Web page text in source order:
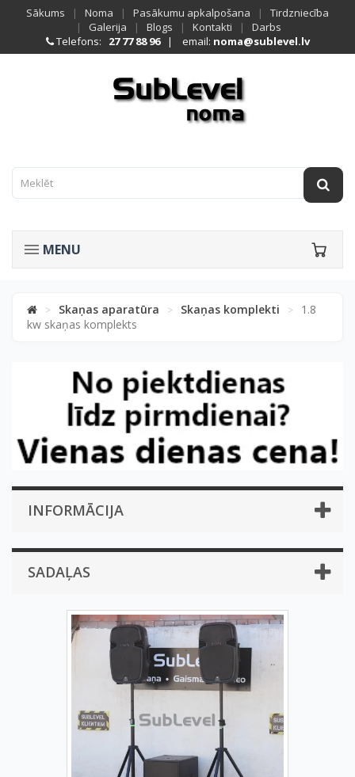
Sākums | Noma | Pasākumu apkalpošana |
Tirdzniecība
|
Galerija | Blogs | Kontakti |
Darbs
Telefons:
27 77 88 96| email: noma@sublevel.lv
MENU
> Skaņas aparatūra > Skaņas komplekti >
1.8
kw skaņas komplekts
INFORMĀCIJA
SADAĻAS